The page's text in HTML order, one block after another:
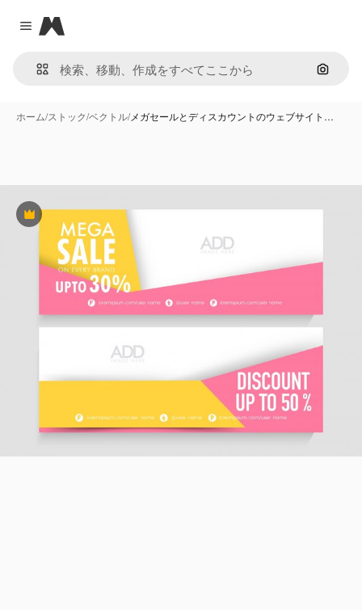
Close menu
Magnific
画像で
ホーム/ストック/ベクトル/メガセールとディスカウントのウェブサイト…
Premium